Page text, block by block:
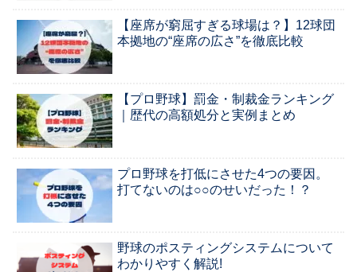
【座席が窮屈すぎる球場は？】12球団
本拠地の“座席の広さ”を徹底比較
【プロ野球】罰金・制裁金ランキング
｜歴代の高額処分と実例まとめ
プロ野球を打低にさせた4つの要因。
打てないのは○○のせいだった！？
野球のポスティングシステムについて
わかりやすく解説!